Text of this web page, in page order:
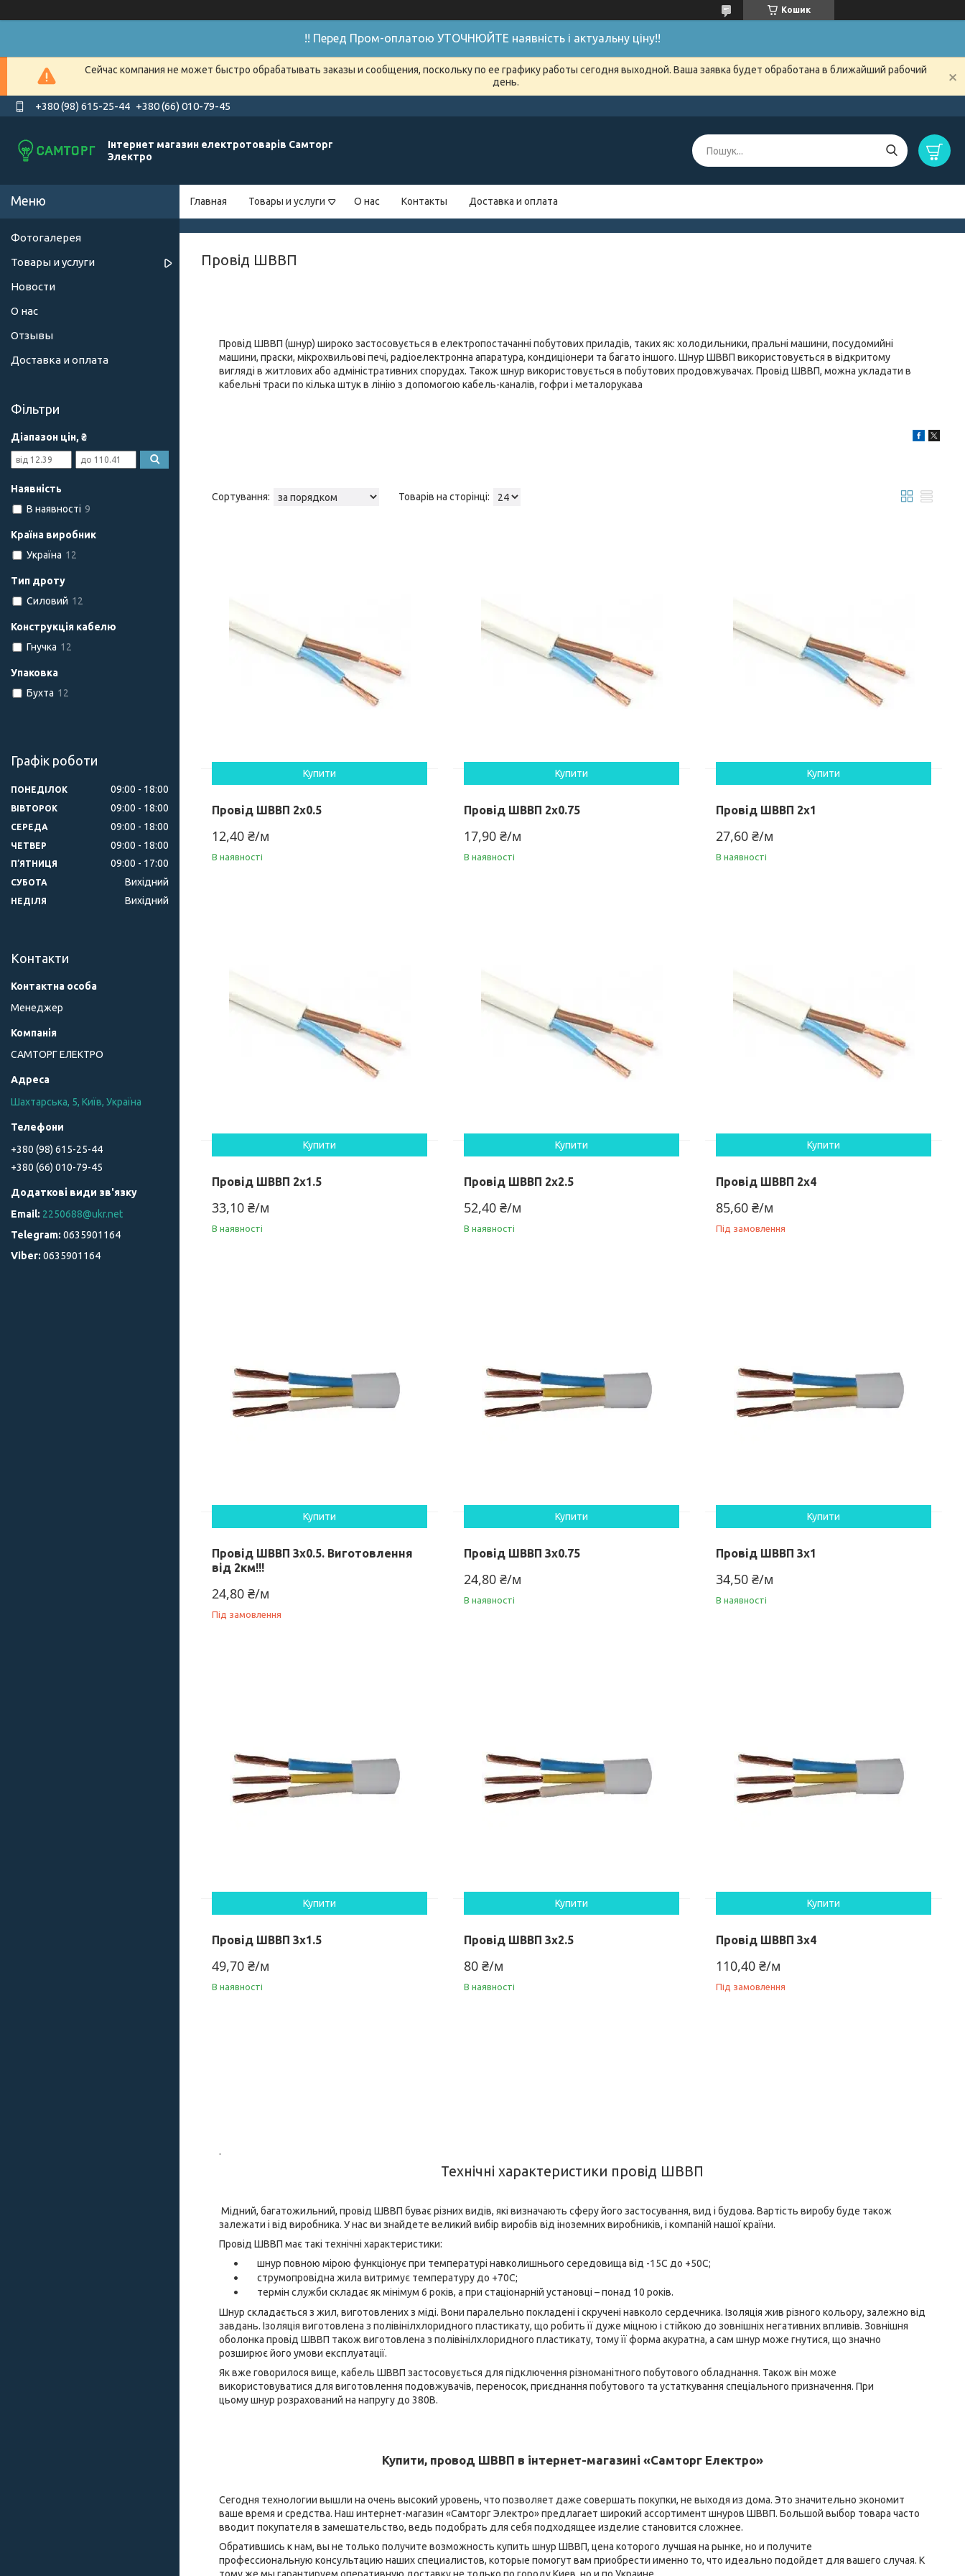
Кошик
!! Перед Пром-оплатою УТОЧНЮЙТЕ наявність і актуальну ціну!!
Сейчас компания не может быстро обрабатывать заказы и сообщения, поскольку по ее графику работы сегодня выходной. Ваша заявка будет обработана в ближайший рабочий
день.
+380 (98) 615-25-44 +380 (66) 010-79-45
Інтернет магазин електротоварів Самторг
Электро
Главная Товары и услуги О нас Контакты Доставка и оплата
Провід ШВВП
Провід ШВВП (шнур) широко застосовується в електропостачанні побутових приладів, таких як: холодильники, пральні машини, посудомийні
машини, праски, мікрохвильові печі, радіоелектронна апаратура, кондиціонери та багато іншого. Шнур ШВВП використовується в відкритому
вигляді в житлових або адміністративних спорудах. Також шнур використовується в побутових продовжувачах. Провід ШВВП, можна укладати в
кабельні траси по кілька штук в лінію з допомогою кабель-каналів, гофри і металорукава
Купити
Провід ШВВП 2х0.5
12,40 ₴/м
В наявності
Купити
Провід ШВВП 2х0.75
17,90 ₴/м
В наявності
Купити
Провід ШВВП 2х1
27,60 ₴/м
В наявності
Купити
Провід ШВВП 2х1.5
33,10 ₴/м
В наявності
Купити
Провід ШВВП 2х2.5
52,40 ₴/м
В наявності
Купити
Провід ШВВП 2х4
85,60 ₴/м
Під замовлення
Купити
Провід ШВВП 3х0.5. Виготовлення
від 2км!!!
24,80 ₴/м
Під замовлення
Купити
Провід ШВВП 3х0.75
24,80 ₴/м
В наявності
Купити
Провід ШВВП 3х1
34,50 ₴/м
В наявності
Купити
Провід ШВВП 3х1.5
49,70 ₴/м
В наявності
Купити
Провід ШВВП 3х2.5
80 ₴/м
В наявності
Купити
Провід ШВВП 3х4
110,40 ₴/м
Під замовлення
.
Технічні характеристики провід ШВВП
Мідний, багатожильний, провід ШВВП буває різних видів, які визначають сферу його застосування, вид і будова. Вартість виробу буде також
залежати і від виробника. У нас ви знайдете великий вибір виробів від іноземних виробників, і компаній нашої країни.
Провід ШВВП має такі технічні характеристики:
шнур повною мірою функціонує при температурі навколишнього середовища від -15С до +50С;
струмопровідна жила витримує температуру до +70С;
термін служби складає як мінімум 6 років, а при стаціонарній установці – понад 10 років.
Шнур складається з жил, виготовлених з міді. Вони паралельно покладені і скручені навколо сердечника. Ізоляція жив різного кольору, залежно від
завдань. Ізоляція виготовлена з полівінілхлоридного пластикату, що робить її дуже міцною і стійкою до зовнішніх негативних впливів. Зовнішня
оболонка провід ШВВП також виготовлена з полівінілхлоридного пластикату, тому її форма акуратна, а сам шнур може гнутися, що значно
розширює його умови експлуатації.
Як вже говорилося вище, кабель ШВВП застосовується для підключення різноманітного побутового обладнання. Також він може
використовуватися для виготовлення подовжувачів, переносок, приєднання побутового та устаткування спеціального призначення. При
цьому шнур розрахований на напругу до 380В.
Купити, провод ШВВП в інтернет-магазині «Самторг Електро»
Сегодня технологии вышли на очень высокий уровень, что позволяет даже совершать покупки, не выходя из дома. Это значительно экономит
ваше время и средства. Наш интернет-магазин «Самторг Электро» предлагает широкий ассортимент шнуров ШВВП. Большой выбор товара часто
вводит покупателя в замешательство, ведь подобрать для себя подходящее изделие становится сложнее.
Обратившись к нам, вы не только получите возможность купить шнур ШВВП, цена которого лучшая на рынке, но и получите
профессиональную консультацию наших специалистов, которые помогут вам приобрести именно то, что идеально подойдет для вашего случая. К
Фотогалерея
Товары и услуги
Новости
О нас
Отзывы
Доставка и оплата
Фільтри
Діапазон цін, ₴
Наявність
В наявності 9
Країна виробник
Україна 12
Тип дроту
Силовий 12
Конструкція кабелю
Гнучка 12
Упаковка
Бухта 12
Графік роботи
ПОНЕДІЛОК 09:00 18:00
ВІВТОРОК 09:00 18:00
СЕРЕДА 09:00 18:00
ЧЕТВЕР 09:00 18:00
ПʼЯТНИЦЯ 09:00 17:00
СУБОТА Вихідний
НЕДІЛЯ Вихідний
Контакти
Менеджер
САМТОРГ ЕЛЕКТРО
Шахтарська, 5, Київ, Україна
+380 (98) 615-25-44
+380 (66) 010-79-45
2250688@ukr.net
0635901164
0635901164